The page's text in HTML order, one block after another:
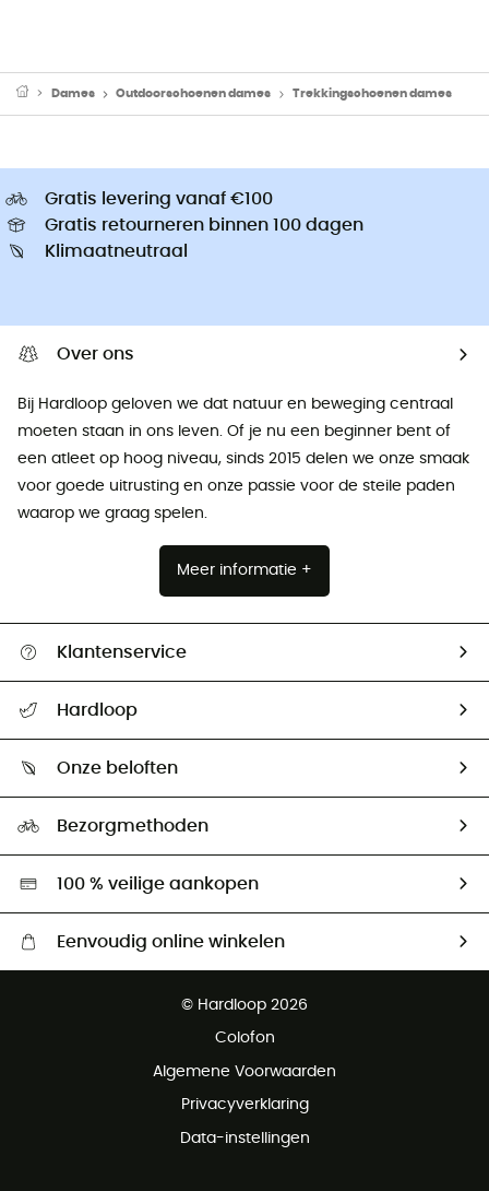
Dames Outdoorschoenen dames Trekkingschoenen dames
Gratis levering vanaf €100
Gratis retourneren binnen 100 dagen
Klimaatneutraal
Over ons
Bij Hardloop geloven we dat natuur en beweging centraal
moeten staan ​​in ons leven. Of je nu een beginner bent of
een atleet op hoog niveau, sinds 2015 delen we onze smaak
voor goede uitrusting en onze passie voor de steile paden
waarop we graag spelen.
Meer informatie +
Klantenservice
Mijn zending volgen
Retourzendingen & Terugbetalingen
Hardloop
Ambassadeurs
Onze beloften
Hardgreen
Bezorgmethoden
100 % veilige aankopen
Eenvoudig online winkelen
Gratis retourneren binnen 100 dagen
© Hardloop 2026
Colofon
Algemene Voorwaarden
Privacyverklaring
Data-instellingen